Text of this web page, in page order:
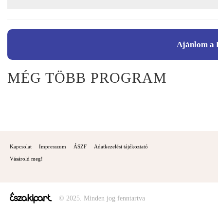
Ajánlom a
MÉG TÖBB PROGRAM
Kapcsolat Impresszum ÁSZF Adatkezelési tájékoztató
Vásárold meg!
© 2025. Minden jog fenntartva